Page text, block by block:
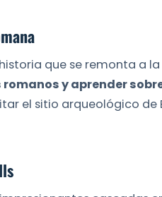
que se remonta a
y aprender
el sitio arqueológico